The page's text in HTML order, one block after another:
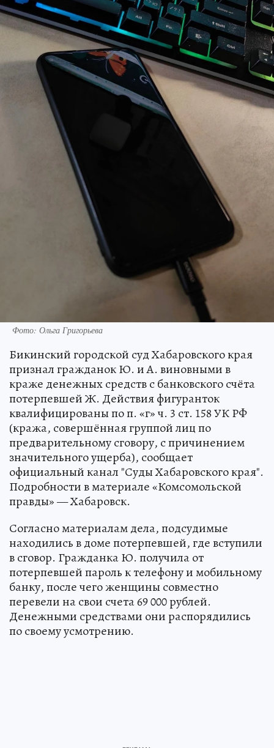
Фото: Ольга Григорьева
Бикинский городской суд Хабаровского края
признал гражданок Ю. и А. виновными в
краже денежных средств с банковского счёта
потерпевшей Ж. Действия фигуранток
квалифицированы по п. «г» ч. 3 ст. 158 УК РФ
(кража, совершённая группой лиц по
предварительному сговору, с причинением
значительного ущерба), сообщает
официальный канал "Суды Хабаровского края".
Подробности в материале «Комсомольской
правды» — Хабаровск.
Согласно материалам дела, подсудимые
находились в доме потерпевшей, где вступили
в сговор. Гражданка Ю. получила от
потерпевшей пароль к телефону и мобильному
банку, после чего женщины совместно
перевели на свои счета 69 000 рублей.
Денежными средствами они распорядились
по своему усмотрению.